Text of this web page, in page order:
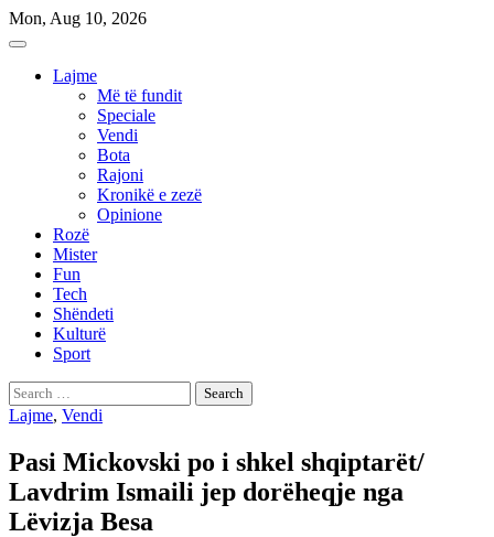
Skip
to
Mon, Aug 10, 2026
Lajme
Më të fundit
Speciale
Vendi
Bota
Rajoni
Kronikë e zezë
Opinione
Rozë
Mister
Fun
Tech
Shëndeti
Kulturë
Sport
Search
for:
Lajme, Vendi
Pasi Mickovski po i shkel shqiptarët/
Lavdrim Ismaili jep dorëheqje nga
Lëvizja Besa